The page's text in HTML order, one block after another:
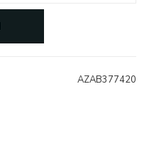
AZAB377420